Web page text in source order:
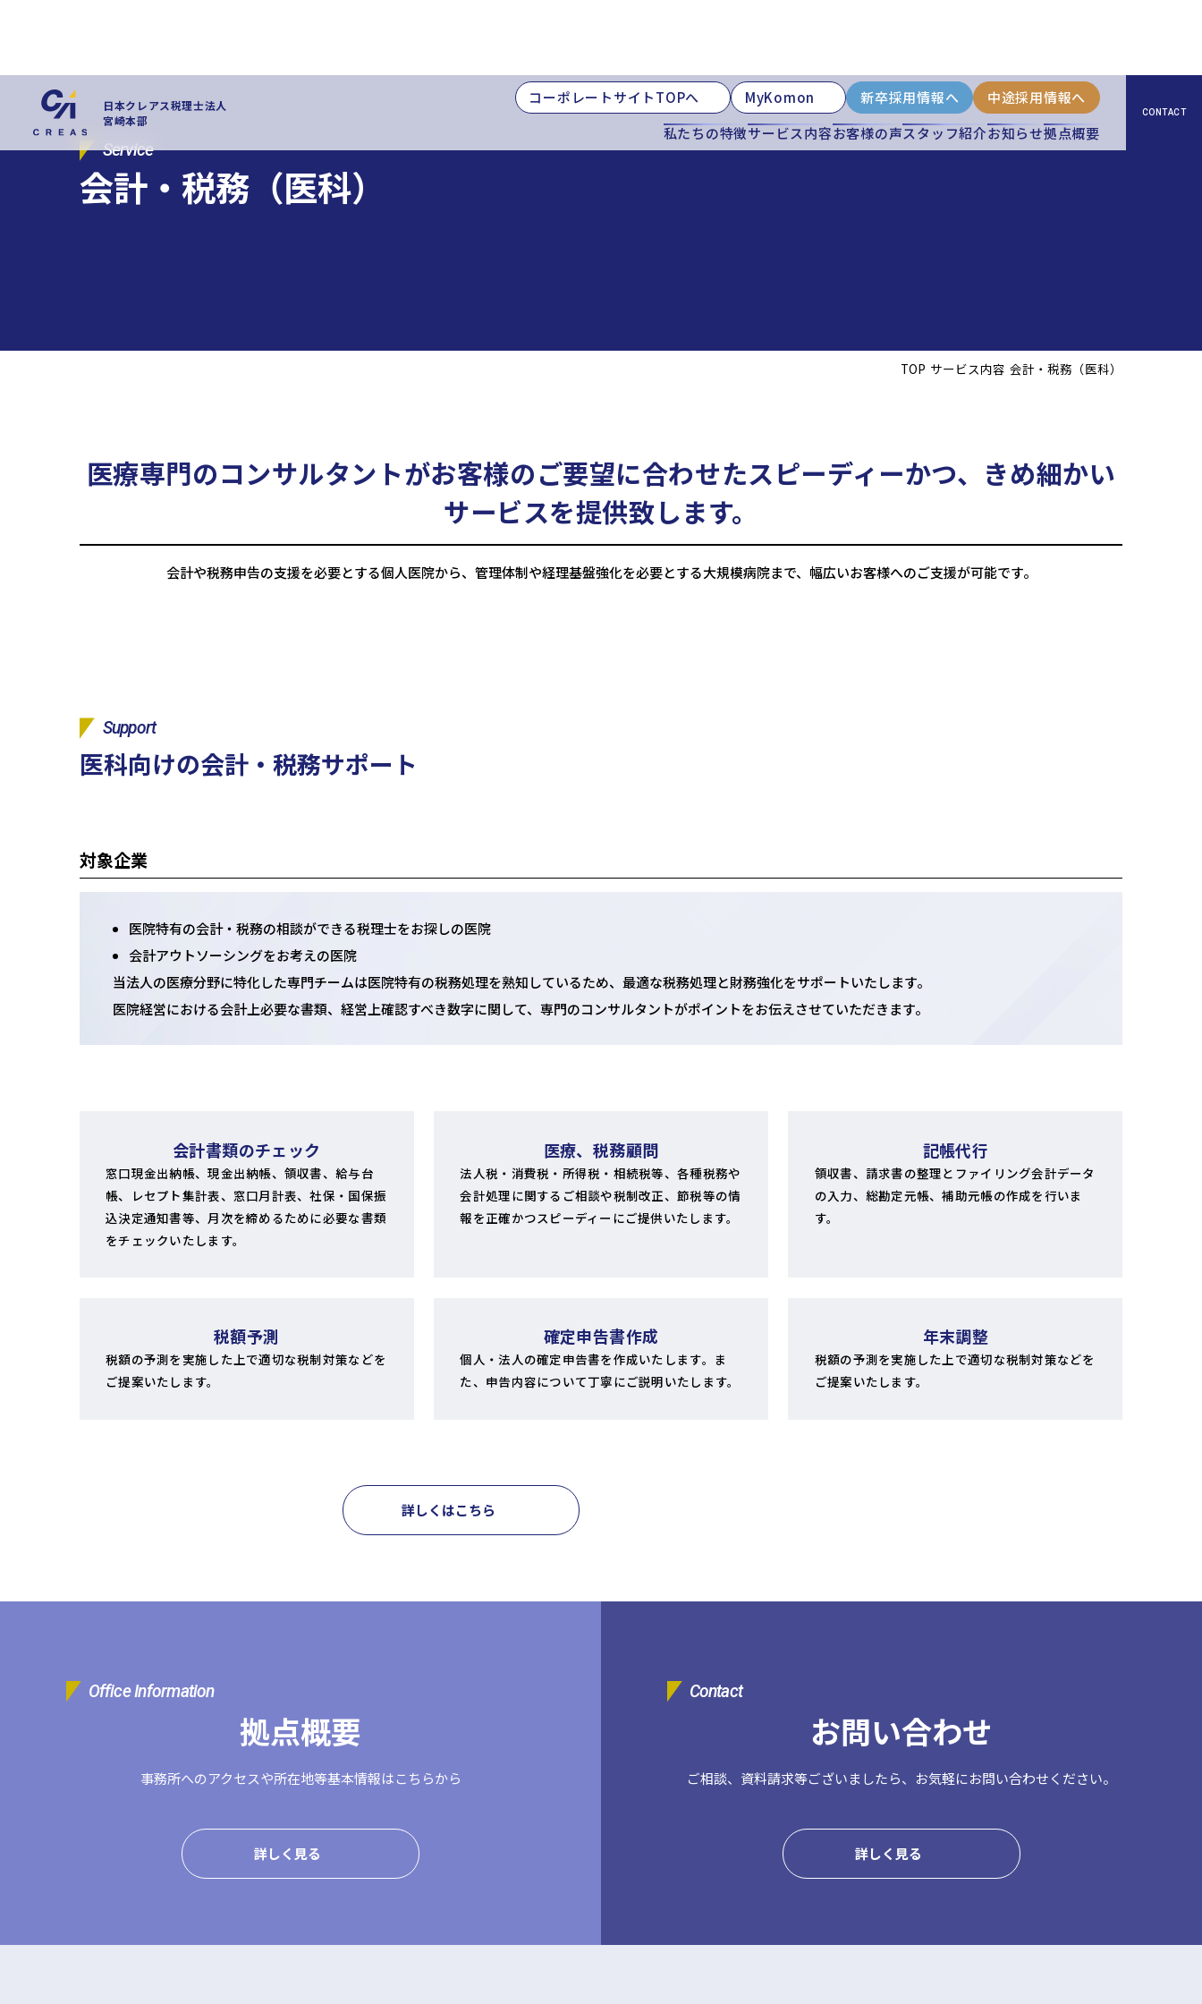
日本クレアス税理士法人
宮崎本部
コーポレートサイトTOPへ MyKomon 新卒採用情報へ
中途採用情報へ
私たちの特徴サービス内容お客様の声スタッフ紹介お知らせ拠点概要
CONTACT
Service
会計・税務（医科）
TOP サービス内容 会計・税務（医科）
医療専門のコンサルタントがお客様のご要望に合わせたスピーディーかつ、きめ細かい
サービスを提供致します。
会計や税務申告の支援を必要とする個人医院から、管理体制や経理基盤強化を必要とする大規模病院まで、 幅広いお客様へのご支援が可能です。
Support
医科向けの会計・税務サポート
対象企業
医院特有の会計・税務の相談ができる税理士をお探しの医院
会計アウトソーシングをお考えの医院
当法人の医療分野に特化した専門チームは医院特有の税務処理を熟知しているため、最適な税務処理と財務強化をサポートいたします。
医院経営における会計上必要な書類、経営上確認すべき数字に関して、専門のコンサルタントがポイントをお伝えさせていただきます。
会計書類のチェック
窓口現金出納帳、現金出納帳、領収書、給与台
帳、レセプト集計表、窓口月計表、社保・国保振
込決定通知書等、月次を締めるために必要な書類
をチェックいたします。
医療、税務顧問
法人税・消費税・所得税・相続税等、各種税務や
会計処理に関するご相談や税制改正、節税等の情
報を正確かつスピーディーにご提供いたします。
記帳代行
領収書、請求書の整理とファイリング会計データ
の入力、総勘定元帳、補助元帳の作成を行いま
す。
税額予測
税額の予測を実施した上で適切な税制対策などを
ご提案いたします。
確定申告書作成
個人・法人の確定申告書を作成いたします。ま
た、申告内容について丁寧にご説明いたします。
年末調整
税額の予測を実施した上で適切な税制対策などを
ご提案いたします。
詳しくはこちら
Office Information
拠点概要
事務所へのアクセスや所在地等基本情報はこちらから
詳しく見る
Contact
お問い合わせ
ご相談、資料請求等ございましたら、 お気軽にお問い合わせください。
詳しく見る